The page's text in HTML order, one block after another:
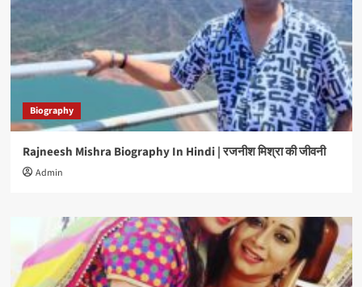
Biography
Rajneesh Mishra Biography In Hindi | रजनीश मिश्रा की जीवनी
Admin